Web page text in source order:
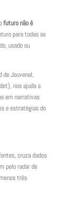
futuro não é
para todas as
usado ou
de Jouvenel,
nos ajuda a
em narrativas
e estratégias do
cruza dados
pelo radar de
três